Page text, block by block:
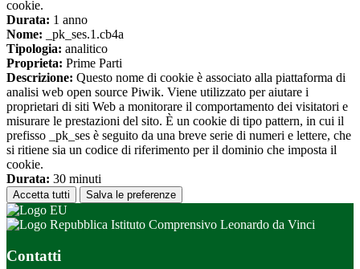
cookie.
Durata: 1 anno
Nome: _pk_ses.1.cb4a
Tipologia: analitico
Proprieta: Prime Parti
Descrizione: Questo nome di cookie è associato alla piattaforma di
analisi web open source Piwik. Viene utilizzato per aiutare i
proprietari di siti Web a monitorare il comportamento dei visitatori e
misurare le prestazioni del sito. È un cookie di tipo pattern, in cui il
prefisso _pk_ses è seguito da una breve serie di numeri e lettere, che
si ritiene sia un codice di riferimento per il dominio che imposta il
cookie.
Durata: 30 minuti
Accetta tutti Salva le preferenze
Istituto Comprensivo Leonardo da Vinci
Contatti